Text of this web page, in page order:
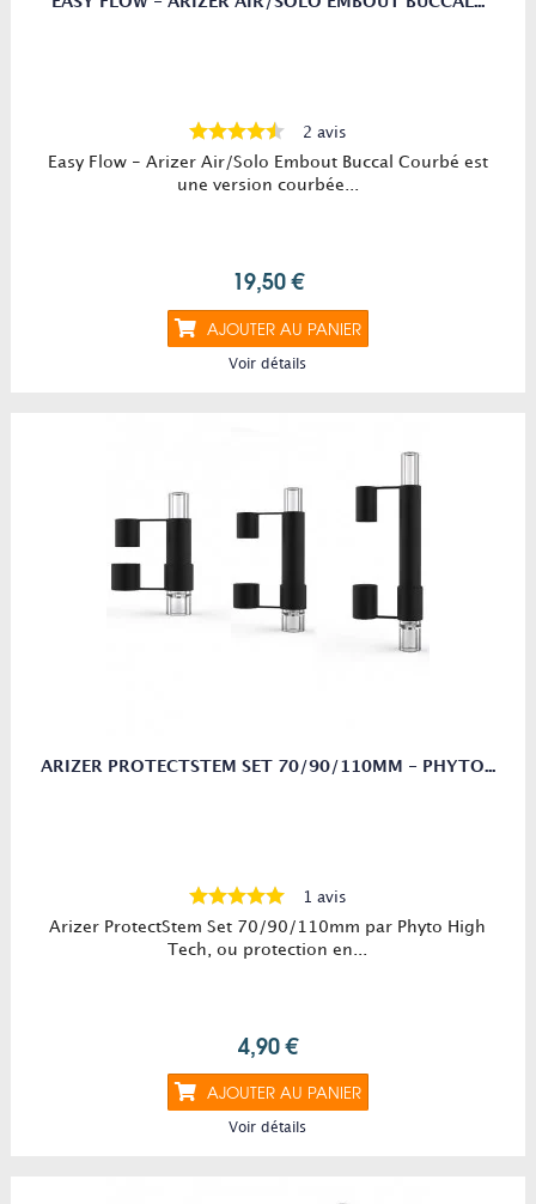
2 avis
Easy Flow - Arizer Air/Solo Embout Buccal Courbé est
une version courbée...
19,50 €
AJOUTER AU PANIER
Voir détails
ARIZER PROTECTSTEM SET 70/90/110MM - PHYTO...
1 avis
Arizer ProtectStem Set 70/90/110mm par Phyto High
Tech, ou protection en...
4,90 €
AJOUTER AU PANIER
Voir détails